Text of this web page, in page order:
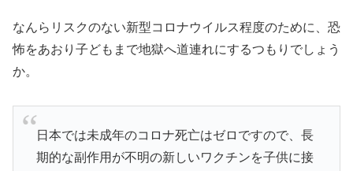
なんらリスクのない新型コロナウイルス程度のために、恐
怖をあおり子どもまで地獄へ道連れにするつもりでしょう
か。
日本では未成年のコロナ死亡はゼロですので、長
期的な副作用が不明の新しいワクチンを子供に接